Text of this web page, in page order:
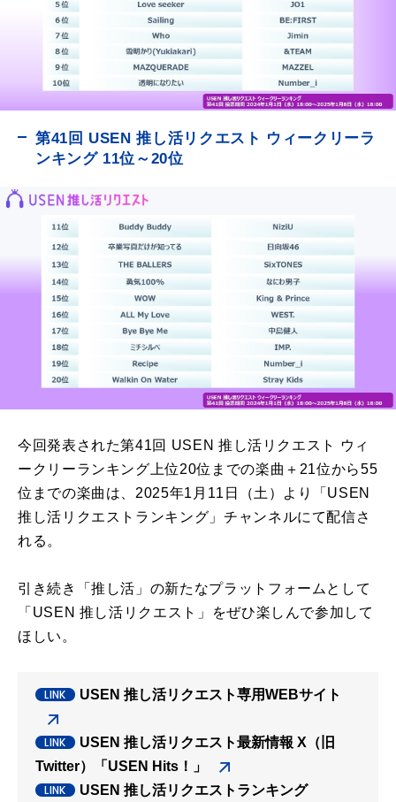
第41回 USEN 推し活リクエスト ウィークリーラ
ンキング 11位～20位
今回発表された第41回 USEN 推し活リクエスト ウィ
ークリーランキング上位20位までの楽曲＋21位から55
位までの楽曲は、2025年1月11日（土）より「USEN
推し活リクエストランキング」チャンネルにて配信さ
れる。
引き続き「推し活」の新たなプラットフォームとして
「USEN 推し活リクエスト」をぜひ楽しんで参加して
ほしい。
USEN 推し活リクエスト専用WEBサイト
USEN 推し活リクエスト最新情報 X（旧
Twitter）「USEN Hits！」
USEN 推し活リクエストランキング